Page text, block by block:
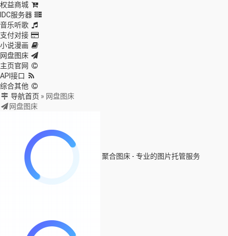
权益商城
IDC服务器
音乐听歌
支付对接
小说漫画
网盘图床
主页官网
API接口
综合其他
导航首页 » 网盘图床
网盘图床
聚合图床 - 专业的图片托管服务